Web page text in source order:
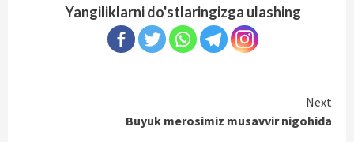
Yangiliklarni do'stlaringizga ulashing
Next
Buyuk merosimiz musavvir nigohida